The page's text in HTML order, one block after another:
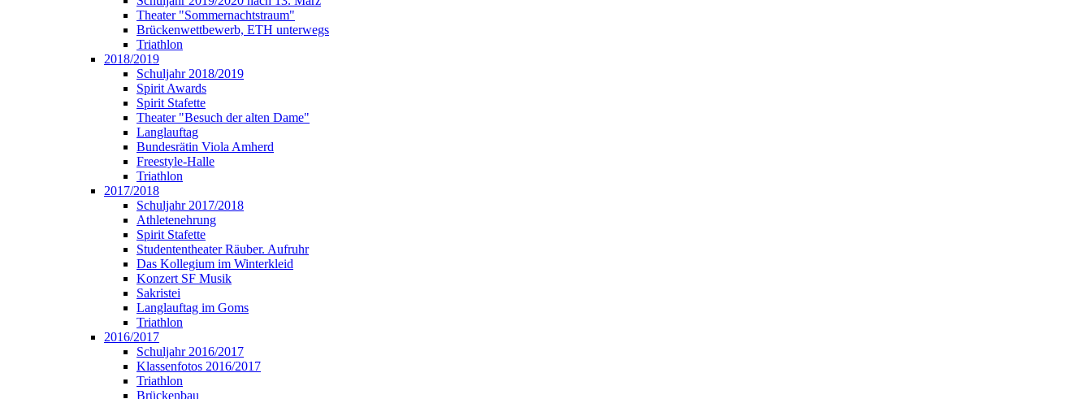
Theater "Sommernachtstraum"
Brückenwettbewerb, ETH unterwegs
Triathlon
2018/2019
Schuljahr 2018/2019
Spirit Awards
Spirit Stafette
Theater "Besuch der alten Dame"
Langlauftag
Bundesrätin Viola Amherd
Freestyle-Halle
Triathlon
2017/2018
Schuljahr 2017/2018
Athletenehrung
Spirit Stafette
Studententheater Räuber. Aufruhr
Das Kollegium im Winterkleid
Konzert SF Musik
Sakristei
Langlauftag im Goms
Triathlon
2016/2017
Schuljahr 2016/2017
Klassenfotos 2016/2017
Triathlon
Brückenbau